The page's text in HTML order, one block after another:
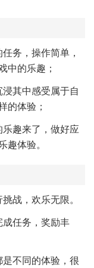
务，操作简单，
中的乐趣；
其中感受属于自
的体验；
趣来了，做好应
趣体验。
战，欢乐无限。
成任务，奖励丰
不同的体验，很